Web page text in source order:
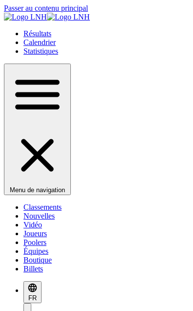
Passer au contenu principal
Résultats
Calendrier
Statistiques
Menu de navigation
Classements
Nouvelles
Vidéo
Joueurs
Poolers
Équipes
Boutique
Billets
FR